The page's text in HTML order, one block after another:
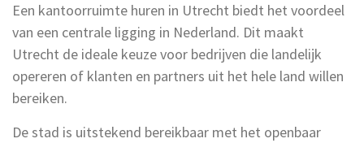
Een kantoorruimte huren in Utrecht biedt het voordeel
van een centrale ligging in Nederland. Dit maakt
Utrecht de ideale keuze voor bedrijven die landelijk
opereren of klanten en partners uit het hele land willen
bereiken.
De stad is uitstekend bereikbaar met het openbaar